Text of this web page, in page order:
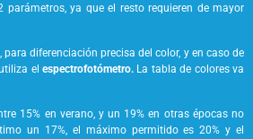
ya que el resto requieren de mayor
, para diferenciación precisa del color, y en caso de
el espectrofotómetro. La tabla de colores va
15% en verano, y un 19% en otras épocas no
un 17%, el máximo permitido es 20% y el